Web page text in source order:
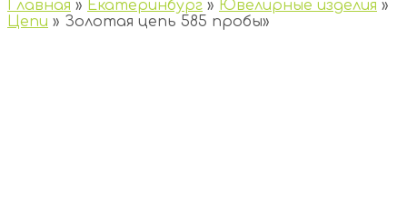
Главная » Екатеринбург » Ювелирные изделия »
Цепи » Золотая цепь 585 пробы»